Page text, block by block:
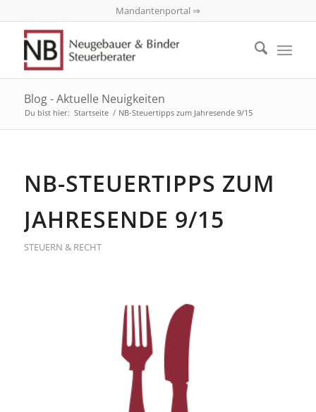
Mandantenportal ⇒
Blog - Aktuelle Neuigkeiten
Du bist hier: Startseite / NB-Steuertipps zum Jahresende 9/15
NB-STEUERTIPPS ZUM
JAHRESENDE 9/15
STEUERN & RECHT